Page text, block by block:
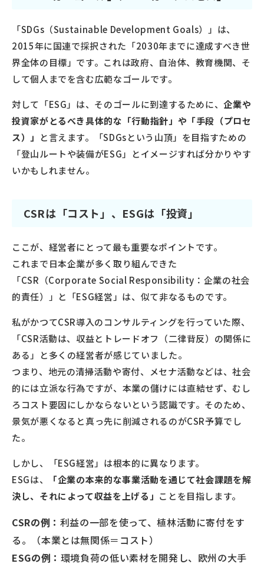
「SDGs（Sustainable Development Goals）」は、
2015年に国連で採択された「2030年までに達成すべき世
界全体の目標」です。これは政府、自治体、教育機関、そ
して個人までを含む広範なゴールです。
対して「ESG」は、そのゴールに到達するために、企業や
投資家がとるべき具体的な「行動指針」や「手段（プロセ
ス）」
と言えます。「SDGsという山頂」を目指すための
「登山ルートや装備がESG」とイメージすれば分かりやす
いかもしれません。
CSRは「コスト」、ESGは「投資」
ここが、経営者にとって最も重要なポイントです。
これまで日本企業が多く取り組んできた
「CSR（Corporate Social Responsibility：企業の社会
的責任）」と「ESG経営」は、似て非なるものです。
私がかつてCSR導入のコンサルティングを行っていた際、
「CSR活動は、収益とトレードオフ（二律背反）の関係に
ある」と多くの経営者が感じていました。
つまり、地元の清掃活動や寄付、メセナ活動などは、社会
的には立派な行為ですが、本業の儲けには直結せず、むし
ろコスト要因にしかならないという認識です。そのため、
景気が悪くなると真っ先に削減されるのがCSR予算でし
た。
しかし、「ESG経営」は根本的に異なります。
ESGは、
「企業の本来的な事業活動を通じて社会課題を解
決し、それによって収益を上げる」 ことを目指します。
CSRの例： 利益の一部を使って、植林活動に寄付をす
る。（本業とは無関係＝コスト）
ESGの例： 環境負荷の低い素材を開発し、欧州の大手